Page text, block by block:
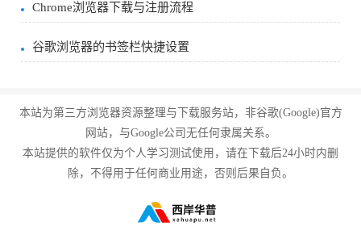
Chrome浏览器下载与注册流程
谷歌浏览器的书签栏快捷设置
本站为第三方浏览器资源整理与下载服务站，非谷歌(Google)官方
网站，与Google公司无任何隶属关系。
本站提供的软件仅为个人学习测试使用，请在下载后24小时内删
除，不得用于任何商业用途，否则后果自负。